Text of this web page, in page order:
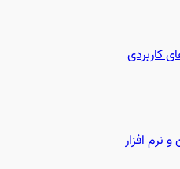
کاربردی
نرم افزار